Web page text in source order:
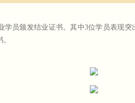
学员颁发结业证书。其中3位学员表现